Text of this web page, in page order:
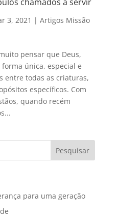
3, 2021 | Artigos Missão
pensar que Deus,
única, especial e
entre todas as criaturas,
específicos. Com
quando recém
para uma geração